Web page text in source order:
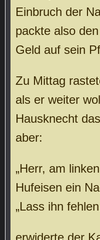
Einbruch der
packte also
Geld auf sein
Zu Mittag
als er weiter
Hausknecht
aber:
„Herr, am
Hufeisen ein
„Lass ihn
erwiderte der